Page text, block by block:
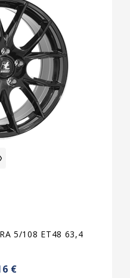
5/108 ET48 63,4
€